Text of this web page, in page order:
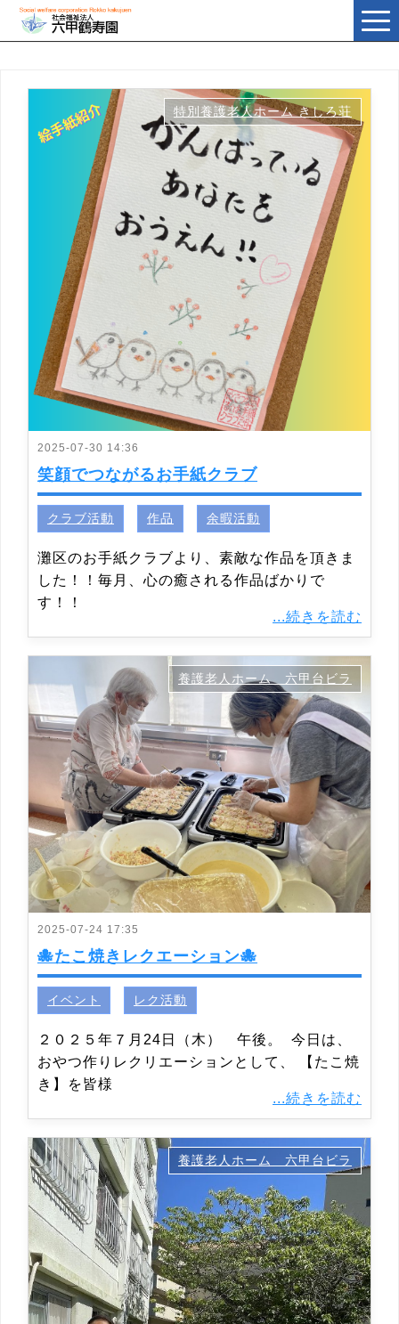
t
o
g
2025-07-30 14:36
笑顔でつながるお手紙クラブ
特別養護老人ホーム きしろ荘
クラブ活動 作品 余暇活動
灘区のお手紙クラブより、素敵な作品を頂きま
した！！毎月、心の癒される作品ばかりで
す！！
...続きを読む
2025-07-24 17:35
🐙たこ焼きレクエーション🐙
養護老人ホーム 六甲台ビラ
イベント レク活動
２０２５年７月24日（木） 午後。 今日は、
おやつ作りレクリエーションとして、 【たこ焼
き】を皆様
...続きを読む
養護老人ホーム 六甲台ビラ